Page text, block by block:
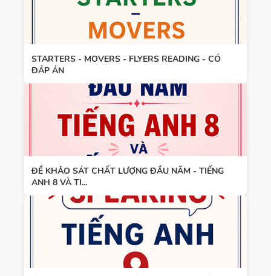
STARTERS - MOVERS - FLYERS READING - CÓ
ĐÁP ÁN
ĐỀ KHẢO SÁT CHẤT LƯỢNG ĐẦU NĂM - TIẾNG
ANH 8 VÀ TI...